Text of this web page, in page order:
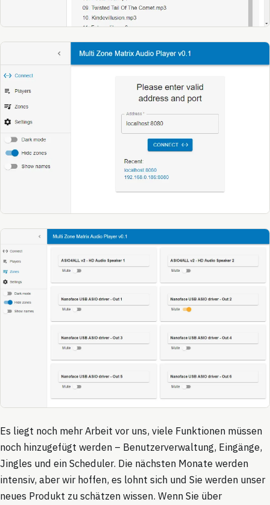
Es liegt noch mehr Arbeit vor uns, viele Funktionen müssen
noch hinzugefügt werden – Benutzerverwaltung, Eingänge,
Jingles und ein Scheduler. Die nächsten Monate werden
intensiv, aber wir hoffen, es lohnt sich und Sie werden unser
neues Produkt zu schätzen wissen. Wenn Sie über